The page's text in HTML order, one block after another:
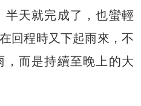
天就完成了，也蠻輕
回程時又下起雨來，不
而是持續至晚上的大